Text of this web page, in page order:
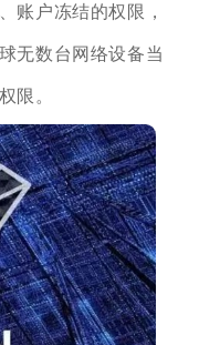
账户冻结的权限，
无数台网络设备当
限。